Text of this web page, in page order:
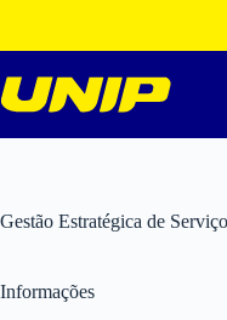
o
conteúdo
Gestão Estratégica de
Informações